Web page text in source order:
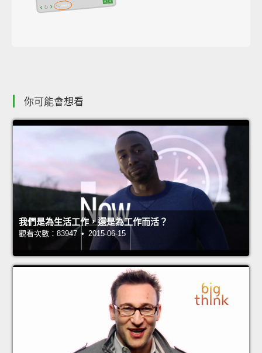
你可能會想看
我們是為生活工作，還是為工作而活？
觀看次數：83947 • 2015-06-15